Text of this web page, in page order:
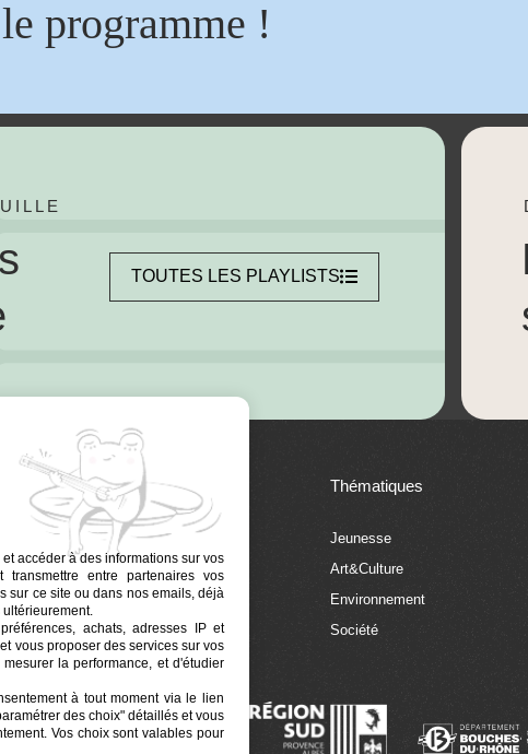
programme !
TOUTES LES PLAYLISTS
La radio
Ré-écouter
Actualités
Programmation
Grenouille Euphonia
Thématiques
Jeunesse
Art&Culture
Environnement
Société
accéder à des informations sur vos
entre partenaires vos
sur ce site ou dans nos emails, déjà
achats, adresses IP et
vous proposer des services sur vos
la performance, et d'étudier
à tout moment via le lien
des choix" détaillés et vous
Vos choix sont valables pour